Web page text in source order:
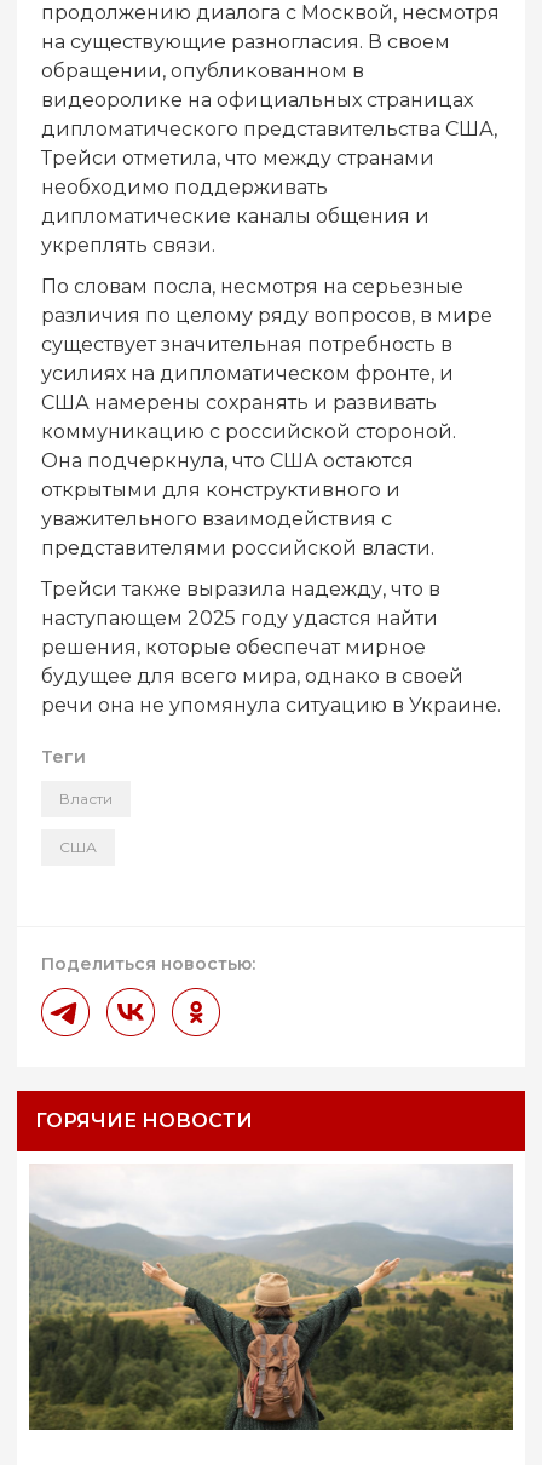
продолжению диалога с Москвой, несмотря
на существующие разногласия. В своем
обращении, опубликованном в
видеоролике на официальных страницах
дипломатического представительства США,
Трейси отметила, что между странами
необходимо поддерживать
дипломатические каналы общения и
укреплять связи.
По словам посла, несмотря на серьезные
различия по целому ряду вопросов, в мире
существует значительная потребность в
усилиях на дипломатическом фронте, и
США намерены сохранять и развивать
коммуникацию с российской стороной.
Она подчеркнула, что США остаются
открытыми для конструктивного и
уважительного взаимодействия с
представителями российской власти.
Трейси также выразила надежду, что в
наступающем 2025 году удастся найти
решения, которые обеспечат мирное
будущее для всего мира, однако в своей
речи она не упомянула ситуацию в Украине.
Теги
Власти
США
Поделиться новостью:
ГОРЯЧИЕ НОВОСТИ